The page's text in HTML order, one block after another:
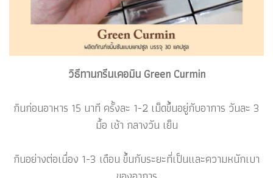
วิธีทานกรีนเคอมิน Green Curmin
กินก่อนอาหาร 15 นาที ครั้งละ 1-2 เม็ดขึ้นอยู่กับอาการ วันละ 3
มื้อ เช้า กลางวัน เย็น
กินอย่างต่อเนื่อง 1-3 เดือน ขึ้นกับระยะที่เป็นและความหนักเบา